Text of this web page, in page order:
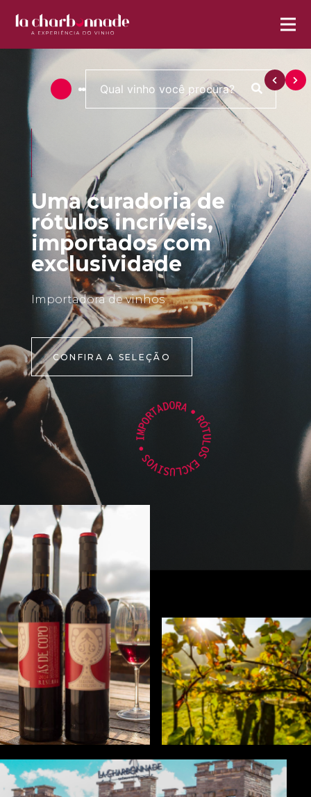
Uma curadoria de
rótulos incríveis,
importados com
exclusividade
Importadora de vinhos
CONFIRA A SELEÇÃO